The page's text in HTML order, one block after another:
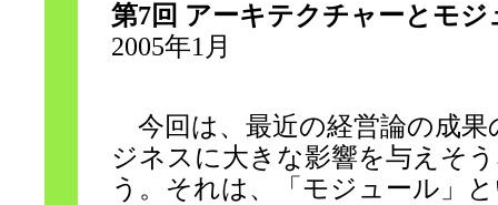
第7回 アーキテクチャーとモジ
2005年1月
今回は、最近の経営論の成果
ジネスに大きな影響を与えそ
う。それは、「モジュール」